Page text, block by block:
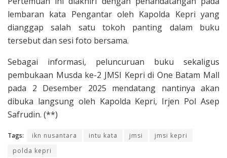
lembaran kata Pengantar oleh Kapolda Kepri yang
dianggap salah satu tokoh panting dalam buku
tersebut dan sesi foto bersama.
Sebagai informasi, peluncuruan buku sekaligus
pembukaan Musda ke-2 JMSI Kepri di One Batam Mall
pada 2 Desember 2025 mendatang nantinya akan
dibuka langsung oleh Kapolda Kepri, Irjen Pol Asep
Safrudin. (**)
Tags: ikn nusantara intu kata jmsi
jmsi kepri
polda kepri